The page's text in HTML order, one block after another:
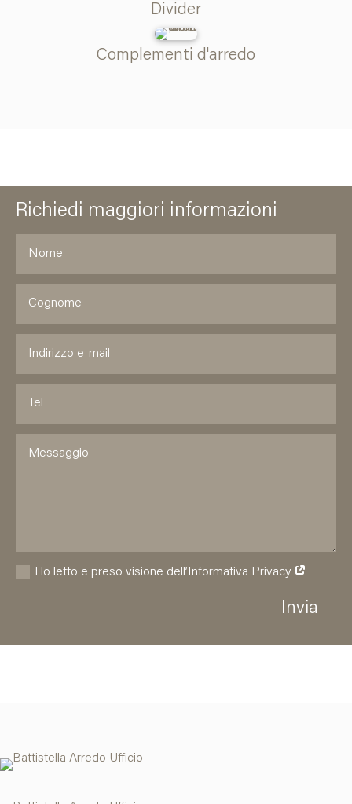
Divider
Complementi d'arredo
Richiedi maggiori informazioni
Ho letto e preso visione dell’Informativa Privacy
Invia